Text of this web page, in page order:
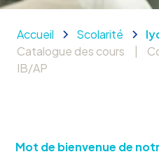
Accueil Scolarité
Catalogue des cours
IB/AP
Mot de bienvenue de